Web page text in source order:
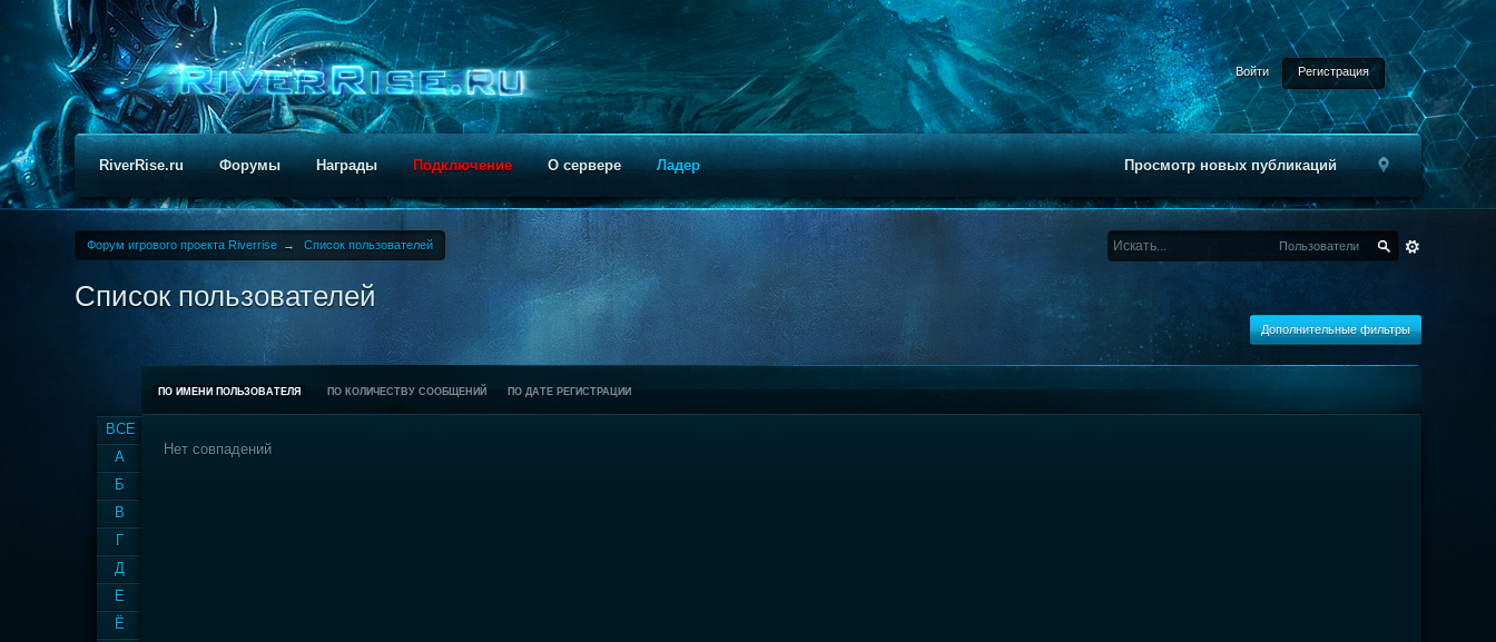
Войти Регистрация
Просмотр новых публикаций
RiverRise.ru Форумы Награды Подключение О сервере Ладер
Форум игрового проекта Riverrise → Список пользователей Пользователи
Список пользователей
Дополнительные фильтры
ВСЕ
А
Б
В
Г
Д
Е
Ё
ПО ИМЕНИ ПОЛЬЗОВАТЕЛЯ ПО КОЛИЧЕСТВУ СООБЩЕНИЙ ПО ДАТЕ РЕГИСТРАЦИИ
Нет совпадений